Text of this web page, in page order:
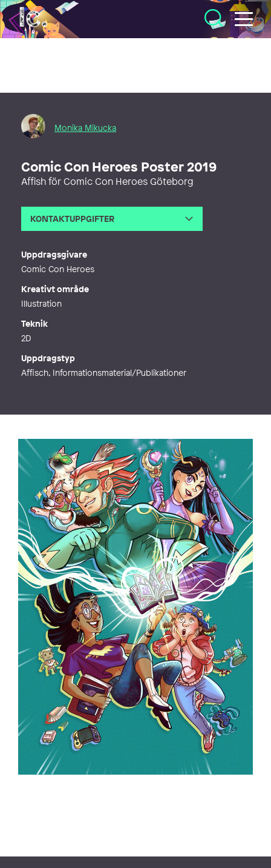
Illustratörcentrum
Monika Mikucka
Comic Con Heroes Poster 2019
Affish för Comic Con Heroes Göteborg
KONTAKTUPPGIFTER
Uppdragsgivare
Comic Con Heroes
Kreativt område
Illustration
Teknik
2D
Uppdragstyp
Affisch, Informationsmaterial/Publikationer